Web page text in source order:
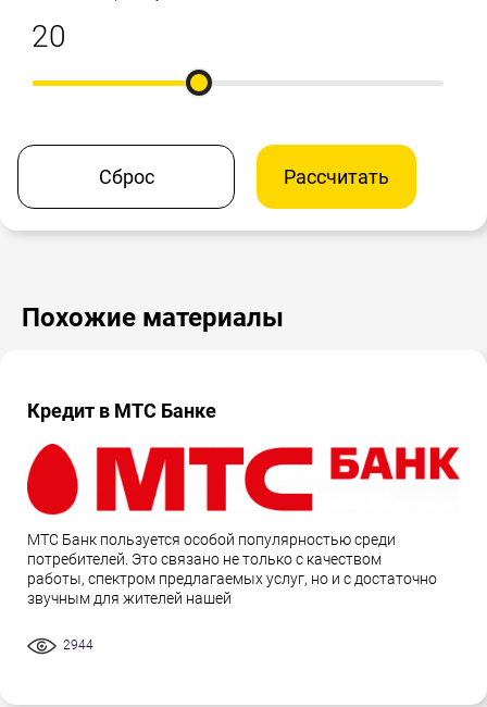
Сброс Рассчитать
Похожие материалы
Кредит в МТС Банке
МТС Банк пользуется особой популярностью среди
потребителей. Это связано не только с качеством
работы, спектром предлагаемых услуг, но и с достаточно
звучным для жителей нашей
2944